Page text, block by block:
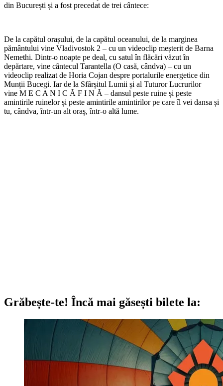
din București și a fost precedat de trei cântece:
De la capătul orașului, de la capătul oceanului, de la marginea
pământului vine Vladivostok 2 – cu un videoclip meșterit de Barna
Nemethi. Dintr-o noapte pe deal, cu satul în flăcări văzut în
depărtare, vine cântecul Tarantella (O casă, cândva) – cu un
videoclip realizat de Horia Cojan despre portalurile energetice din
Munții Bucegi. Iar de la Sfârșitul Lumii și al Tuturor Lucrurilor
vine M E C A N I C Ă F I N Ă – dansul peste ruine și peste
amintirile ruinelor și peste amintirile amintirilor pe care îl vei dansa și
tu, cândva, într-un alt oraș, într-o altă lume.
Grăbește-te! Încă mai găsești bilete la: